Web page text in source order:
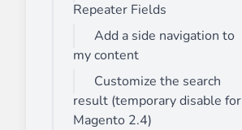
Repeater Fields
Add a side navigation to
my content
Customize the search
result (temporary disable for
Magento 2.4)